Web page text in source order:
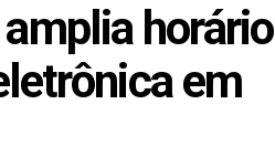
horário
em